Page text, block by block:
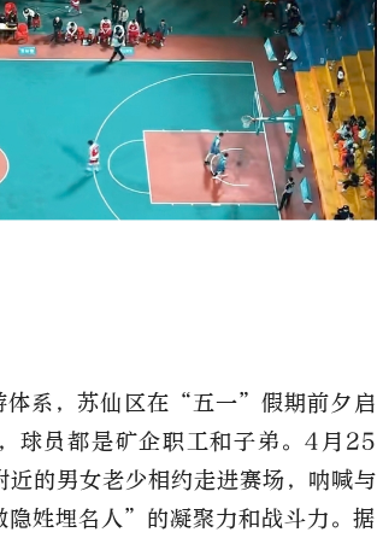
体系，苏仙区在“五一”假期前夕启
员都是矿企职工和子弟。4月25
的男女老少相约走进赛场，呐喊与
姓埋名人”的凝聚力和战斗力。据